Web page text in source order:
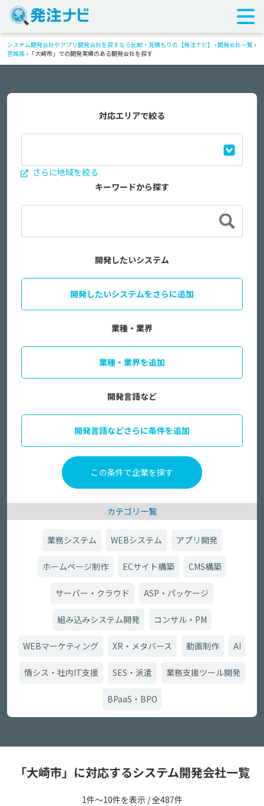
システム開発会社やアプリ開発会社を探すなら比較・見積もりの【発注ナビ】 ›開発会社一覧 ›
宮城県 › 「大崎市」での開発実績のある開発会社を探す
対応エリアで絞る
さらに地域を絞る
キーワードから探す
開発したいシステム
開発したいシステムをさらに追加
業種・業界
業種・業界を追加
開発言語など
開発言語などさらに条件を追加
カテゴリ一覧
業務システム WEBシステム アプリ開発
ホームページ制作 ECサイト構築 CMS構築
サーバー・クラウド ASP・パッケージ
組み込みシステム開発 コンサル・PM
WEBマーケティング XR・メタバース 動画制作 AI
情シス・社内IT支援 SES・派遣 業務支援ツール開発
BPaaS・BPO
「大崎市」に対応するシステム開発会社一覧
1件〜10件を表示 / 全487件